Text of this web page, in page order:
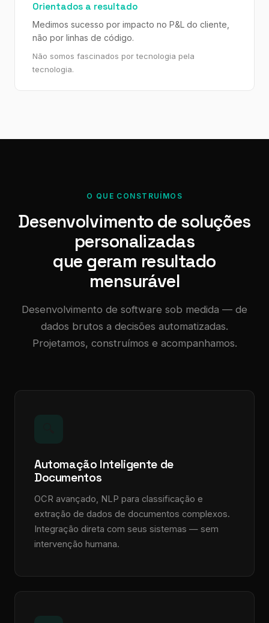
Orientados a resultado
Medimos sucesso por impacto no P&L do cliente,
não por linhas de código.
Não somos fascinados por tecnologia pela
tecnologia.
O QUE CONSTRUÍMOS
Desenvolvimento de soluções
personalizadas
que geram resultado
mensurável
Desenvolvimento de software sob medida — de
dados brutos a decisões automatizadas.
Projetamos, construímos e acompanhamos.
Automação Inteligente de
Documentos
OCR avançado, NLP para classificação e
extração de dados de documentos complexos.
Integração direta com seus sistemas — sem
intervenção humana.